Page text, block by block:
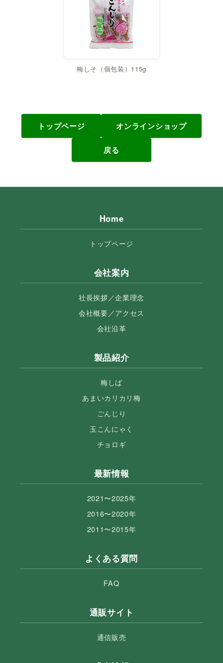
梅しそ（個包装）115g
トップページ オンラインショップ
戻る
Home
トップページ
会社案内
社長挨拶／企業理念
会社概要／アクセス
会社沿革
製品紹介
梅しば
あまいカリカリ梅
ごんじり
玉こんにゃく
チョロギ
最新情報
2021〜2025年
2016〜2020年
2011〜2015年
よくある質問
FAQ
通販サイト
通信販売